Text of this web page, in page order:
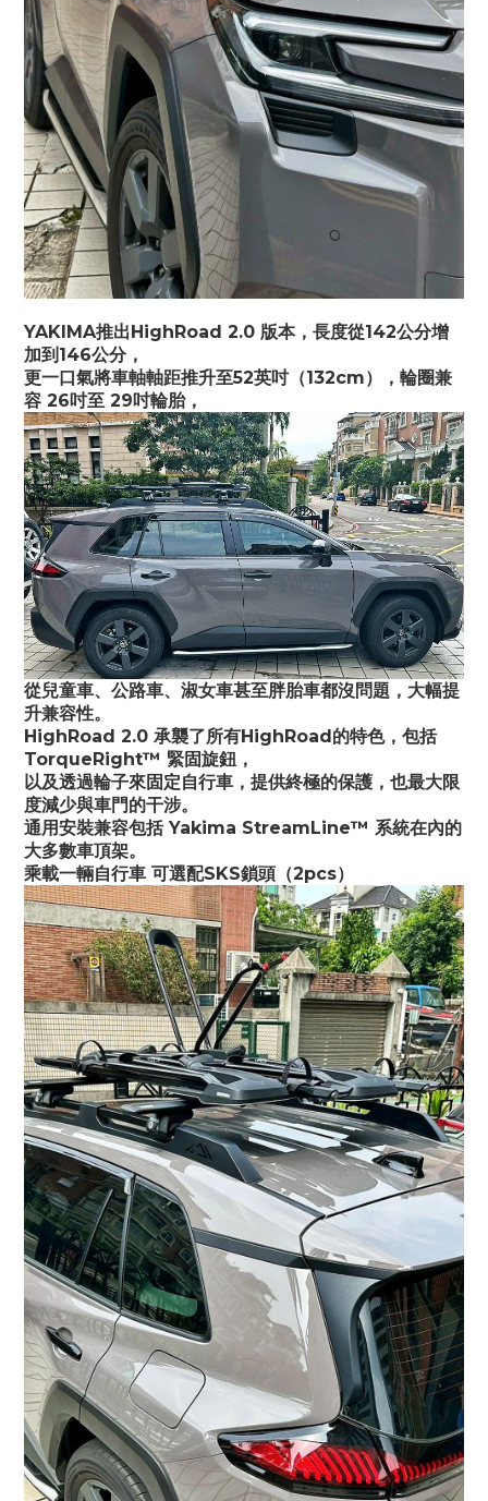
YAKIMA推出HighRoad 2.0 版本，長度從142公分增
加到146公分，
更一口氣將車軸軸距推升至52英吋（132cm），輪圈兼
容 26吋至 29吋輪胎，
從兒童車、公路車、淑女車甚至胖胎車都沒問題，大幅提
升兼容性。
HighRoad 2.0 承襲了所有HighRoad的特色，包括
TorqueRight™ 緊固旋鈕，
以及透過輪子來固定自行車，提供終極的保護，也最大限
度減少與車門的干涉。
通用安裝兼容包括 Yakima StreamLine™ 系統在內的
大多數車頂架。
乘載一輛自行車 可選配SKS鎖頭（2pcs）